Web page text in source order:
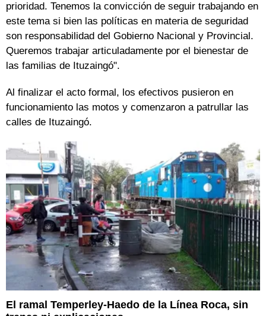
prioridad. Tenemos la convicción de seguir trabajando en
este tema si bien las políticas en materia de seguridad
son responsabilidad del Gobierno Nacional y Provincial.
Queremos trabajar articuladamente por el bienestar de
las familias de Ituzaingó".
Al finalizar el acto formal, los efectivos pusieron en
funcionamiento las motos y comenzaron a patrullar las
calles de Ituzaingó.
El ramal Temperley-Haedo de la Línea Roca, sin